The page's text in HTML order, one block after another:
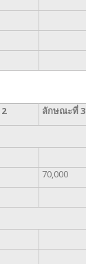
2
ลักษณะที่ 3
70,000